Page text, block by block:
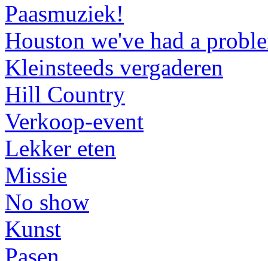
Paasmuziek!
Houston we've had a
Kleinsteeds vergaderen
Hill Country
Verkoop-event
Lekker eten
Missie
No show
Kunst